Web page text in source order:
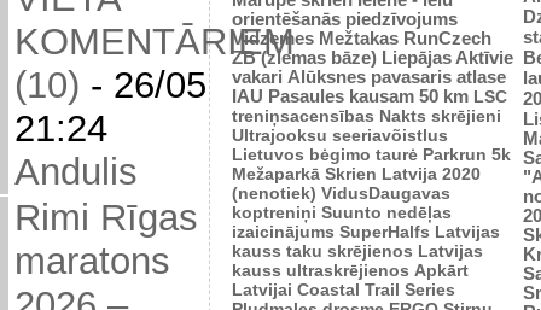
KOMENTĀRIEM
(10) - 26/05
21:24
Andulis
Rimi Rīgas
maratons
orientēšanās piedzīvojums
Vidzemes Mežtakas RunCzech
ZB (ziemas bāze) Liepājas Aktīvie
vakari Alūksnes pavasaris atlase
IAU Pasaules kausam 50 km LSC
treniņsacensības Nakts skrējieni
Ultrajooksu seeriavõistlus
Lietuvos bėgimo taurė Parkrun 5k
Mežaparkā Skrien Latvija 2020
(nenotiek) VidusDaugavas
koptreniņi Suunto nedēļas
izaicinājums SuperHalfs Latvijas
kauss taku skrējienos Latvijas
kauss ultraskrējienos Apkārt
Latvijai Coastal Trail Series